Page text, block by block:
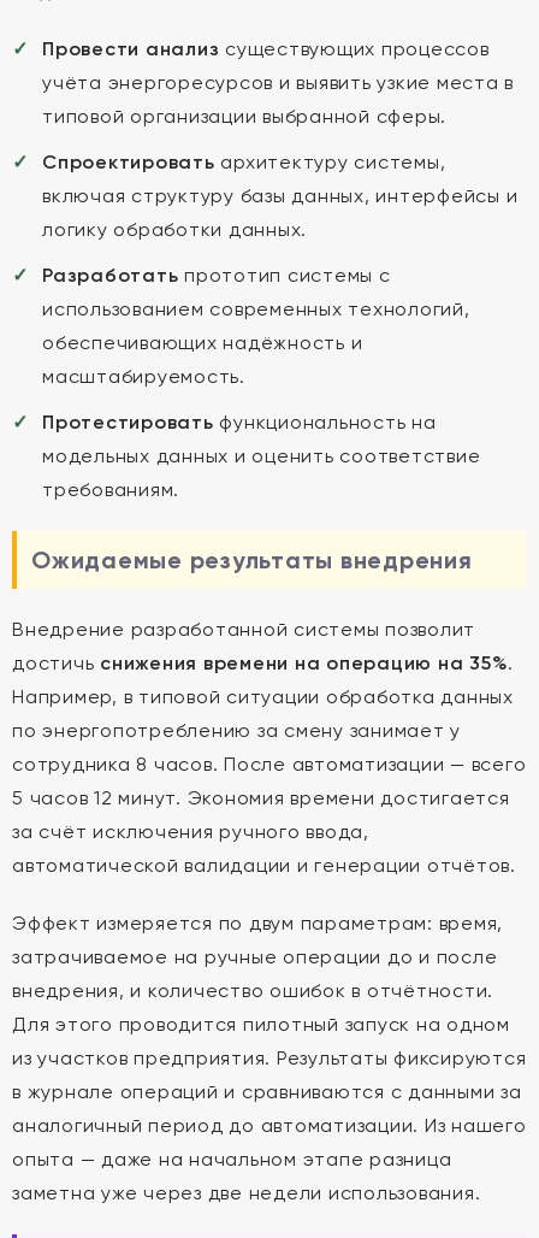
Провести анализ существующих процессов
учёта энергоресурсов и выявить узкие места в
типовой организации выбранной сферы.
Спроектировать архитектуру системы,
включая структуру базы данных, интерфейсы и
логику обработки данных.
Разработать прототип системы с
использованием современных технологий,
обеспечивающих надёжность и
масштабируемость.
Протестировать функциональность на
модельных данных и оценить соответствие
требованиям.
Ожидаемые результаты внедрения
Внедрение разработанной системы позволит
достичь снижения времени на операцию на 35%.
Например, в типовой ситуации обработка данных
по энергопотреблению за смену занимает у
сотрудника 8 часов. После автоматизации — всего
5 часов 12 минут. Экономия времени достигается
за счёт исключения ручного ввода,
автоматической валидации и генерации отчётов.
Эффект измеряется по двум параметрам: время,
затрачиваемое на ручные операции до и после
внедрения, и количество ошибок в отчётности.
Для этого проводится пилотный запуск на одном
из участков предприятия. Результаты фиксируются
в журнале операций и сравниваются с данными за
аналогичный период до автоматизации. Из нашего
опыта — даже на начальном этапе разница
заметна уже через две недели использования.